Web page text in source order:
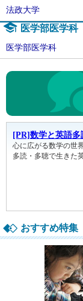
法政大学
医学部医学科
医学部医学科
おすすめ特集